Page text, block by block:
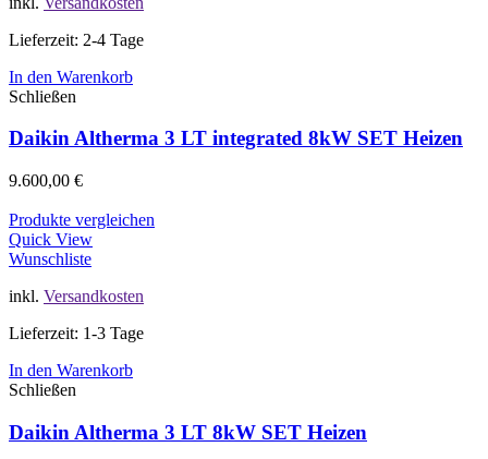
Lieferzeit: 2-4 Tage
In den Warenkorb
Schließen
Daikin Altherma 3 LT integrated 8kW SET Heizen
9.600,00 €
Produkte vergleichen
Quick View
Wunschliste
inkl. Versandkosten
Lieferzeit: 1-3 Tage
In den Warenkorb
Schließen
Daikin Altherma 3 LT 8kW SET Heizen